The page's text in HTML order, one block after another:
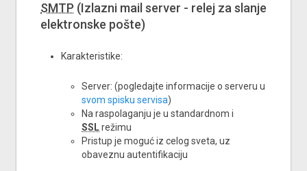
SMTP (Izlazni mail server - relej za slanje
elektronske pošte)
Karakteristike:
Server: (pogledajte informacije o serveru u
svom spisku servisa)
Na raspolaganju je u standardnom i
SSLrežimu
Pristup je moguć iz celog sveta, uz
obaveznu autentifikaciju